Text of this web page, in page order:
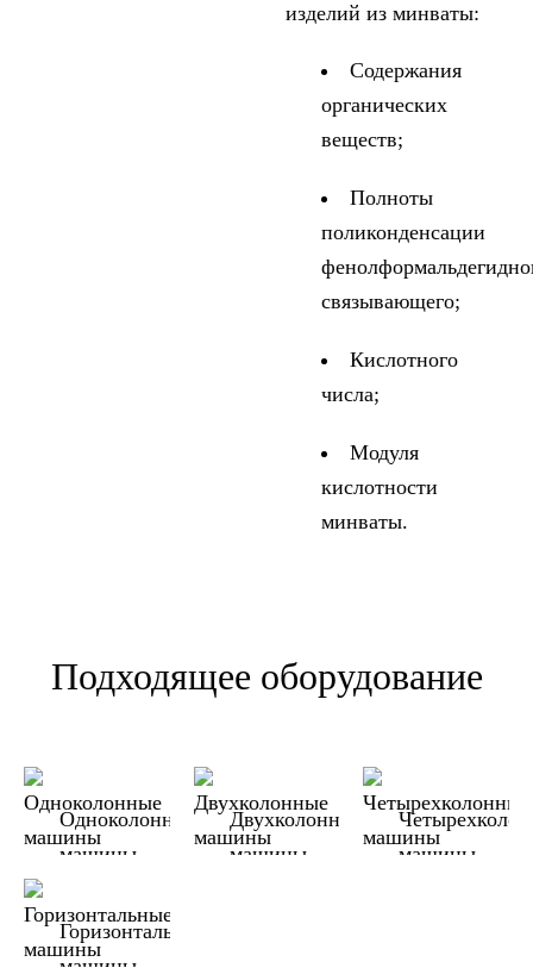
изделий из минваты:
Содержания
органических
веществ;
Полноты
поликонденсации
связывающего;
Кислотного
числа;
Модуля
кислотности
минваты.
Подходящее оборудование
Одноколонные
машины
Двухколонные
машины
машины
Горизонтальные